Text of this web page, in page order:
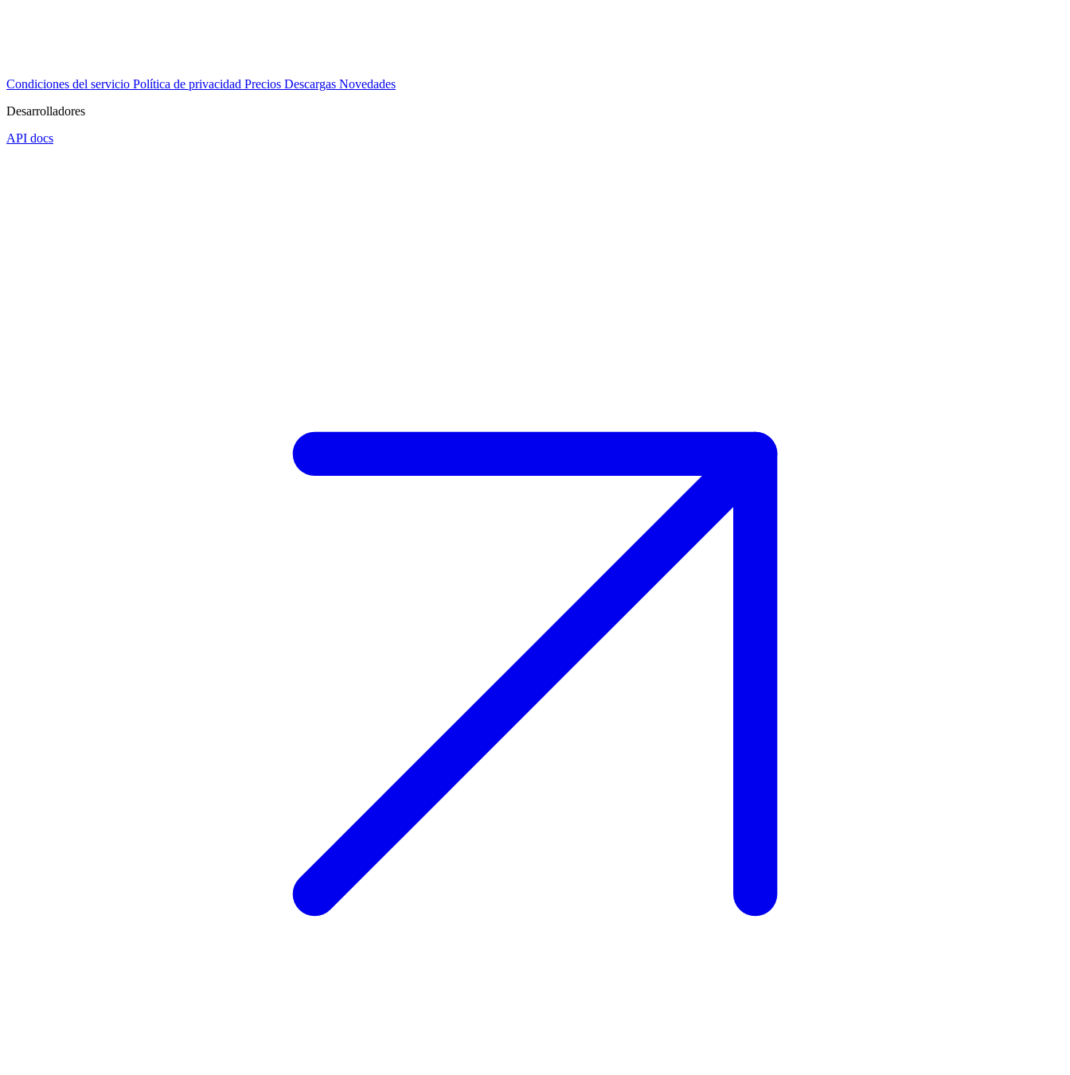
Condiciones del servicio Política de privacidad Precios Descargas Novedades
Desarrolladores
API docs